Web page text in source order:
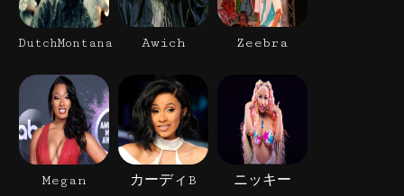
DutchMontana Awich Zeebra
Megan カーディB ニッキー